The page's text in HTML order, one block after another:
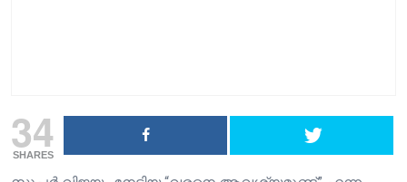
34
SHARES